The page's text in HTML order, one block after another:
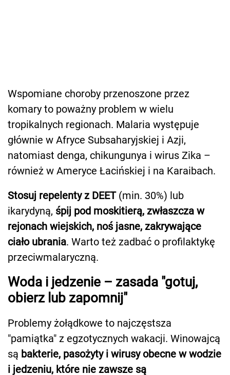
Wspomiane choroby przenoszone przez
komary to poważny problem w wielu
tropikalnych regionach. Malaria występuje
głównie w Afryce Subsaharyjskiej i Azji,
natomiast denga, chikungunya i wirus Zika –
również w Ameryce Łacińskiej i na Karaibach.
Stosuj repelenty z DEET(min. 30%) lub
ikarydyną, śpij pod moskitierą, zwłaszcza w
rejonach wiejskich, noś jasne, zakrywające
ciało ubrania. Warto też zadbać o profilaktykę
przeciwmalaryczną.
Woda i jedzenie – zasada "gotuj,
obierz lub zapomnij"
Problemy żołądkowe to najczęstsza
"pamiątka" z egzotycznych wakacji. Winowajcą
są bakterie, pasożyty i wirusy obecne w wodzie
i jedzeniu, które nie zawsze są